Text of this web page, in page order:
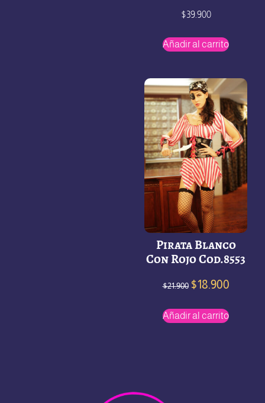
$39.900
Añadir al carrito
Pirata Blanco
Con Rojo Cod.8553
$21.900 $18.900
Añadir al carrito